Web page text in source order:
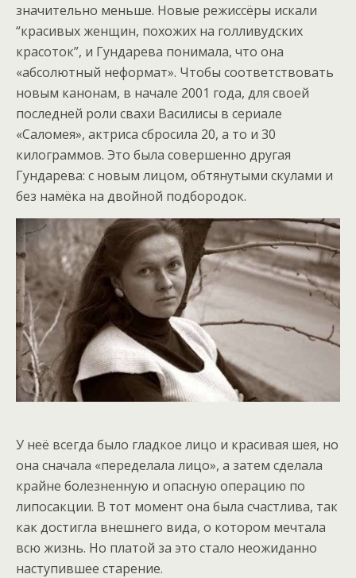
значительно меньше. Новые режиссёры искали
“красивых женщин, похожих на голливудских
красоток”, и Гундарева понимала, что она
«абсолютный неформат». Чтобы соответствовать
новым канонам, в начале 2001 года, для своей
последней роли свахи Василисы в сериале
«Саломея», актриса сбросила 20, а то и 30
килограммов. Это была совершенно другая
Гундарева: с новым лицом, обтянутыми скулами и
без намёка на двойной подбородок.
У неё всегда было гладкое лицо и красивая шея, но
она сначала «переделала лицо», а затем сделала
крайне болезненную и опасную операцию по
липосакции. В тот момент она была счастлива, так
как достигла внешнего вида, о котором мечтала
всю жизнь. Но платой за это стало неожиданно
наступившее старение.